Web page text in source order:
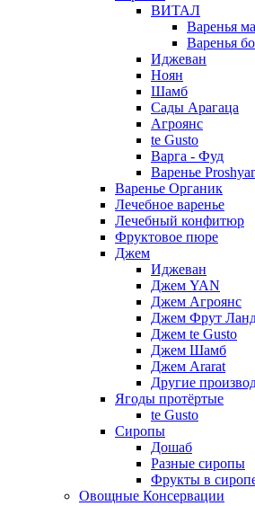
ВИТАЛ
Варенья
Варенья
Иджеван
Ноян
Шамб
Сады Арагаца
Агроянс
te Gusto
Варга - Фуд
Варенье
Варенье Органик
Лечебное варенье
Лечебный конфитюр
Фруктовое пюре
Джем
Иджеван
Джем YAN
Джем Агроянс
Джем Фрут
Джем te Gusto
Джем Шамб
Джем Ararat
Другие
Ягоды протёртые
te Gusto
Сиропы
Дошаб
Разные сиропы
Фрукты в
Овощные Консервации